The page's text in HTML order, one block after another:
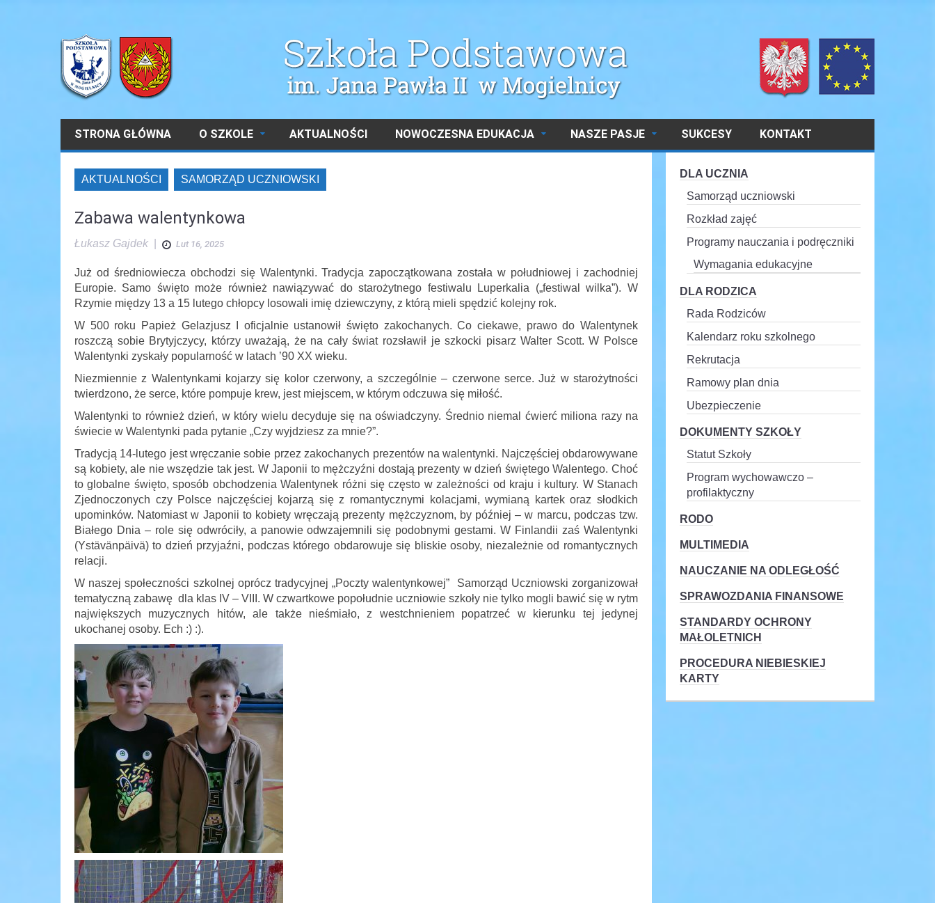
STRONA GŁÓWNA O SZKOLE AKTUALNOŚCI NOWOCZESNA EDUKACJA NASZE PASJE SUKCESY KONTAKT
AKTUALNOŚCI SAMORZĄD UCZNIOWSKI
Zabawa walentynkowa
Łukasz Gajdek Lut 16, 2025
Już od średniowiecza obchodzi się Walentynki. Tradycja zapoczątkowana została w południowej i zachodniej
Europie. Samo święto może również nawiązywać do starożytnego festiwalu Luperkalia („festiwal wilka”). W
Rzymie między 13 a 15 lutego chłopcy losowali imię dziewczyny, z którą mieli spędzić kolejny rok.
W 500 roku Papież Gelazjusz I oficjalnie ustanowił święto zakochanych. Co ciekawe, prawo do Walentynek
roszczą sobie Brytyjczycy, którzy uważają, że na cały świat rozsławił je szkocki pisarz Walter Scott. W Polsce
Walentynki zyskały popularność w latach ’90 XX wieku.
Niezmiennie z Walentynkami kojarzy się kolor czerwony, a szczególnie – czerwone serce. Już w starożytności
twierdzono, że serce, które pompuje krew, jest miejscem, w którym odczuwa się miłość.
Walentynki to również dzień, w który wielu decyduje się na oświadczyny. Średnio niemal ćwierć miliona razy na
świecie w Walentynki pada pytanie „Czy wyjdziesz za mnie?”.
Tradycją 14-lutego jest wręczanie sobie przez zakochanych prezentów na walentynki. Najczęściej obdarowywane
są kobiety, ale nie wszędzie tak jest. W Japonii to mężczyźni dostają prezenty w dzień świętego Walentego. Choć
to globalne święto, sposób obchodzenia Walentynek różni się często w zależności od kraju i kultury. W Stanach
Zjednoczonych czy Polsce najczęściej kojarzą się z romantycznymi kolacjami, wymianą kartek oraz słodkich
upominków. Natomiast w Japonii to kobiety wręczają prezenty mężczyznom, by później – w marcu, podczas tzw.
Białego Dnia – role się odwróciły, a panowie odwzajemnili się podobnymi gestami. W Finlandii zaś Walentynki
(Ystävänpäivä) to dzień przyjaźni, podczas którego obdarowuje się bliskie osoby, niezależnie od romantycznych
relacji.
W naszej społeczności szkolnej oprócz tradycyjnej „Poczty walentynkowej” Samorząd Uczniowski zorganizował
tematyczną zabawę dla klas IV – VIII. W czwartkowe popołudnie uczniowie szkoły nie tylko mogli bawić się w rytm
największych muzycznych hitów, ale także nieśmiało, z westchnieniem popatrzeć w kierunku tej jedynej
ukochanej osoby. Ech :) :).
DLA UCZNIA
Samorząd uczniowski
Rozkład zajęć
Programy nauczania i podręczniki
Wymagania edukacyjne
DLA RODZICA
Rada Rodziców
Kalendarz roku szkolnego
Rekrutacja
Ramowy plan dnia
Ubezpieczenie
DOKUMENTY SZKOŁY
Statut Szkoły
Program wychowawczo –
profilaktyczny
RODO
MULTIMEDIA
NAUCZANIE NA ODLEGŁOŚĆ
SPRAWOZDANIA FINANSOWE
STANDARDY OCHRONY
MAŁOLETNICH
PROCEDURA NIEBIESKIEJ
KARTY